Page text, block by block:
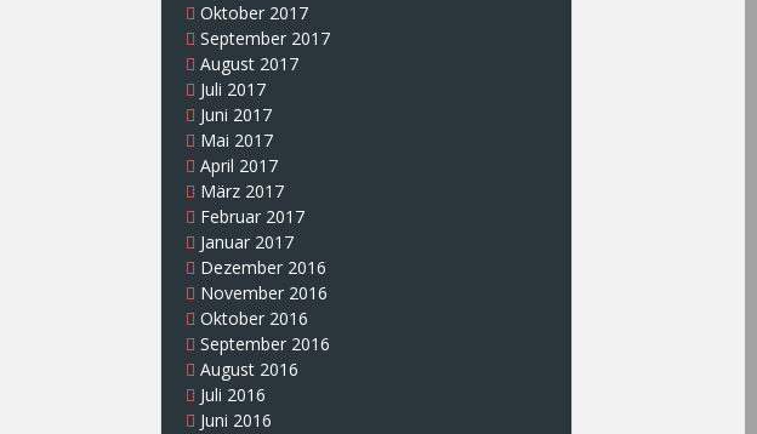
Oktober 2017
September 2017
August 2017
Juli 2017
Juni 2017
Mai 2017
April 2017
März 2017
Februar 2017
Januar 2017
Dezember 2016
November 2016
Oktober 2016
September 2016
August 2016
Juli 2016
Juni 2016